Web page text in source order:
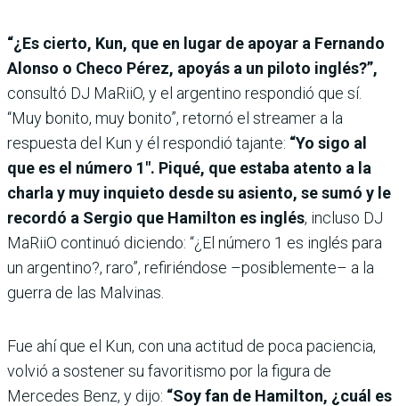
“¿Es cierto, Kun, que en lugar de apoyar a Fernando
Alonso o Checo Pérez, apoyás a un piloto inglés?”,
consultó DJ MaRiiO, y el argentino respondió que sí.
“Muy bonito, muy bonito”, retornó el streamer a la
respuesta del Kun y él respondió tajante: “Yo sigo al
que es el número 1″. Piqué, que estaba atento a la
charla y muy inquieto desde su asiento, se sumó y le
recordó a Sergio que Hamilton es inglés, incluso DJ
MaRiiO continuó diciendo: “¿El número 1 es inglés para
un argentino?, raro”, refiriéndose –posiblemente– a la
guerra de las Malvinas.
Fue ahí que el Kun, con una actitud de poca paciencia,
volvió a sostener su favoritismo por la figura de
Mercedes Benz, y dijo: “Soy fan de Hamilton, ¿cuál es